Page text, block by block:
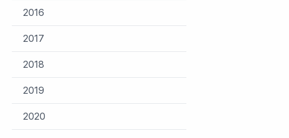
2016
2017
2018
2019
2020